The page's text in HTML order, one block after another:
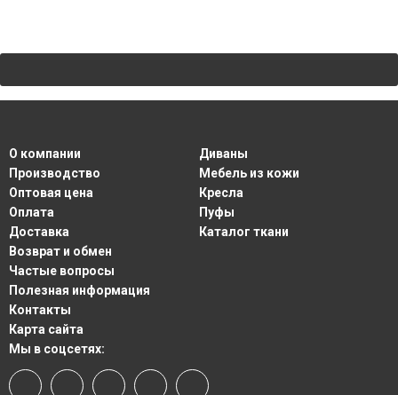
О компании
Производство
Оптовая цена
Оплата
Доставка
Возврат и обмен
Частые вопросы
Полезная информация
Контакты
Карта сайта
Диваны
Мебель из кожи
Кресла
Пуфы
Каталог ткани
Мы в соцсетях: